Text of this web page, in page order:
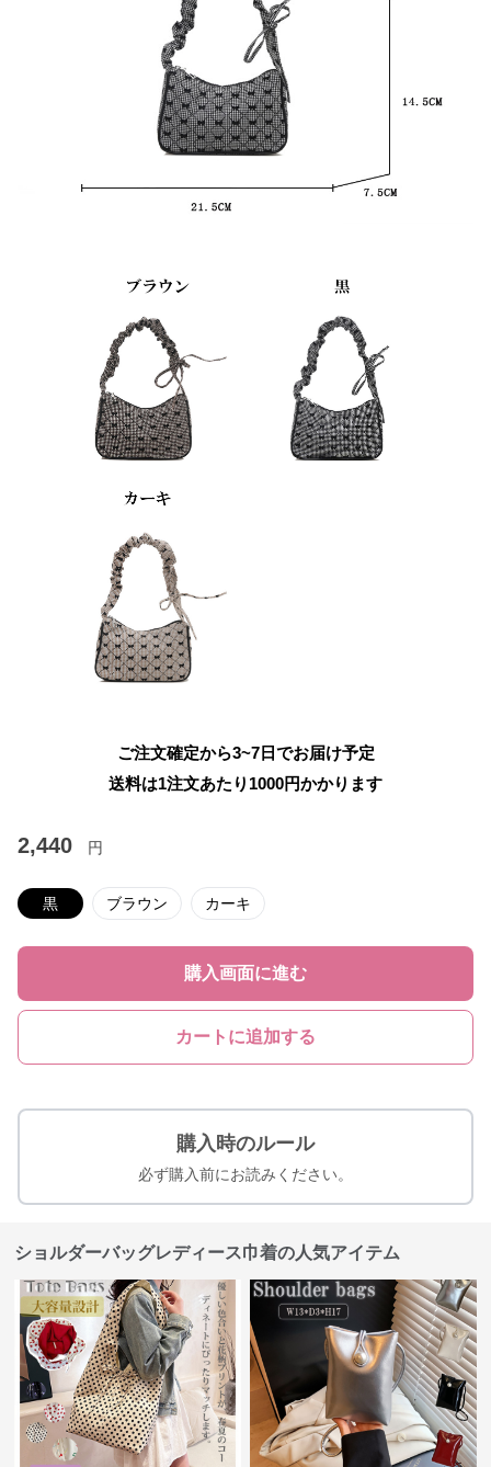
ご注文確定から3~7日でお届け予定
送料は1注文あたり 1000円かかります
2,440 円
黒 ブラウン カーキ
購入画面に進む
カートに追加する
購入時のルール
必ず購入前にお読みください。
ショルダーバッグレディース巾着の人気アイテム